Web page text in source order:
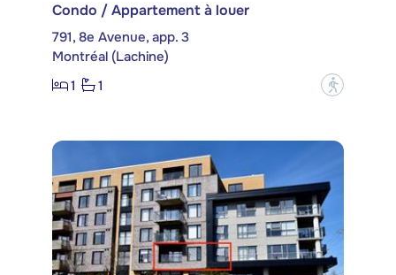
Condo / Appartement à louer
791, 8e Avenue, app. 3
Montréal (Lachine)
1
1 ?